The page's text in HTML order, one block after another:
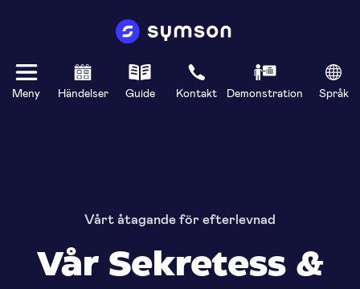
Meny Händelser Guide Kontakt Demonstration Språk
Vårt åtagande för efterlevnad
Vår Sekretess &